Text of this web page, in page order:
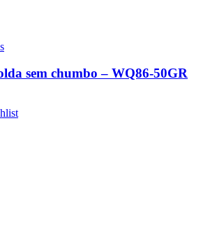
sem chumbo – WQ86-50GR